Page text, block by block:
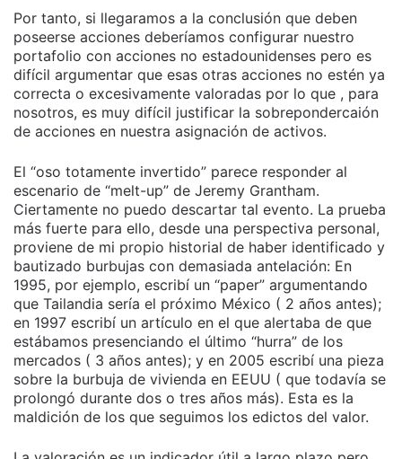
Por tanto, si llegaramos a la conclusión que deben
poseerse acciones deberíamos configurar nuestro
portafolio con acciones no estadounidenses pero es
difícil argumentar que esas otras acciones no estén ya
correcta o excesivamente valoradas por lo que , para
nosotros, es muy difícil justificar la sobrepondercaión
de acciones en nuestra asignación de activos.
El “oso totamente invertido” parece responder al
escenario de “melt-up” de Jeremy Grantham.
Ciertamente no puedo descartar tal evento. La prueba
más fuerte para ello, desde una perspectiva personal,
proviene de mi propio historial de haber identificado y
bautizado burbujas con demasiada antelación: En
1995, por ejemplo, escribí un “paper” argumentando
que Tailandia sería el próximo México ( 2 años antes);
en 1997 escribí un artículo en el que alertaba de que
estábamos presenciando el último “hurra” de los
mercados ( 3 años antes); y en 2005 escribí una pieza
sobre la burbuja de vivienda en EEUU ( que todavía se
prolongó durante dos o tres años más). Esta es la
maldición de los que seguimos los edictos del valor.